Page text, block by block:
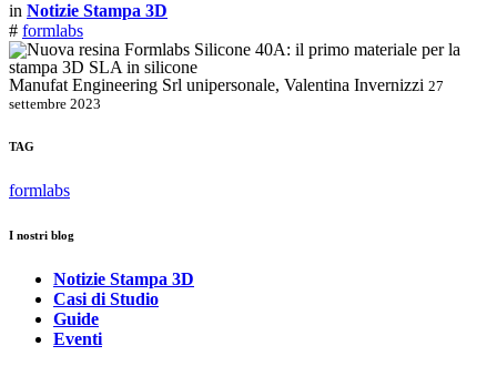
in Notizie Stampa 3D
# formlabs
Manufat Engineering Srl unipersonale, Valentina Invernizzi 27
settembre 2023
TAG
formlabs
I nostri blog
Notizie Stampa 3D
Casi di Studio
Guide
Eventi